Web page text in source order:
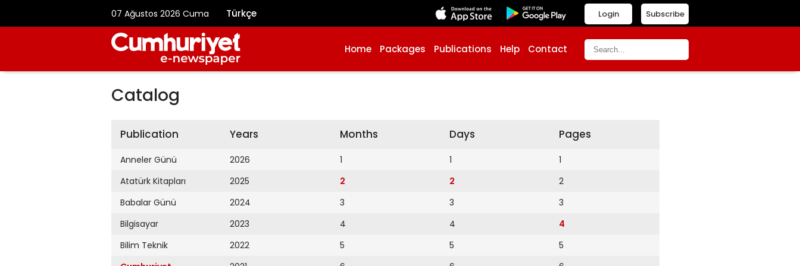
07 Ağustos 2026 Cuma Türkçe Subscribe
Login
Home Packages Publications Help Contact
Catalog
Publication
Anneler Günü
Atatürk Kitapları
Babalar Günü
Bilgisayar
Bilim Teknik
Years
2026
2025
2024
2023
2022
Months
1
2
3
4
5
Days
1
2
3
4
5
Pages
1
2
3
4
5